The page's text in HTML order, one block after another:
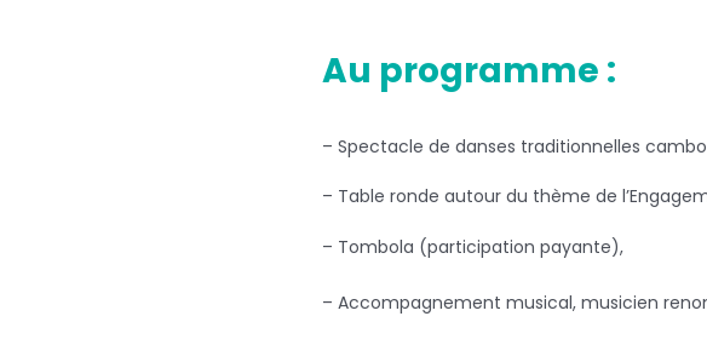
Au programme :
– Spectacle de danses traditionnelles
– Table ronde autour du thème de
– Tombola (participation payante),
– Accompagnement musical, musicien